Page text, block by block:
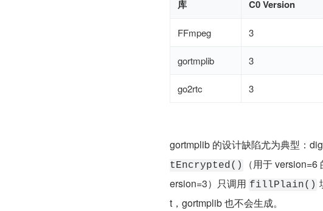
库 C0 Version
FFmpeg 3
gortmplib 3
go2rtc 3
gortmplib 的设计缺陷尤为典型：
tEncrypted()
（用于
ersion=3）只调用 fillPlain()
t，gortmplib 也不会生成。